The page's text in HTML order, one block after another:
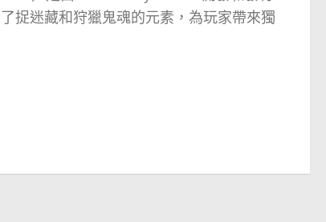
捉迷藏和狩獵鬼魂的元素，為玩家帶來獨